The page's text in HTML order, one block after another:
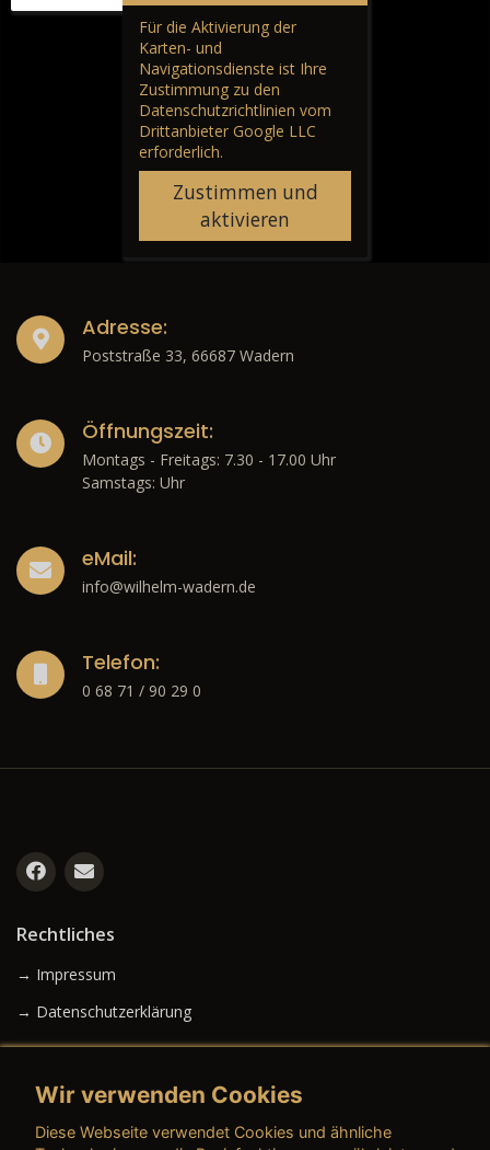
Für die Aktivierung der
Karten- und
Navigationsdienste ist Ihre
Zustimmung zu den
Datenschutzrichtlinien vom
Drittanbieter Google LLC
erforderlich.
Zustimmen und
aktivieren
Adresse:
Poststraße 33, 66687 Wadern
Öffnungszeit:
Montags - Freitags: 7.30 - 17.00 Uhr
Samstags: Uhr
eMail:
info@wilhelm-wadern.de
Telefon:
0 68 71 / 90 29 0
Rechtliches
→ Impressum
→ Datenschutzerklärung
Wir verwenden Cookies
Diese Webseite verwendet Cookies und ähnliche